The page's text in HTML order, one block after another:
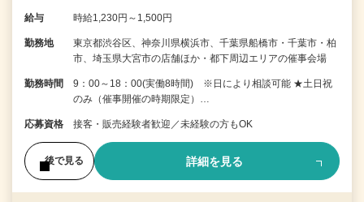
給与 時給1,230円～1,500円
勤務地
東京都渋谷区、神奈川県横浜市、千葉県船橋市・千葉市・柏
市、埼玉県大宮市の店舗ほか・都下周辺エリアの催事会場
勤務時間
9：00～18：00(実働8時間) ※日により相談可能 ★土日祝
のみ（催事開催の時期限定）…
応募資格 接客・販売経験者歓迎／未経験の方もOK
後で見る 詳細を見る